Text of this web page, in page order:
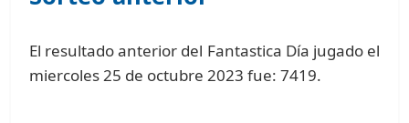
El resultado anterior del Fantastica Día jugado el
miercoles 25 de octubre 2023 fue: 7419.